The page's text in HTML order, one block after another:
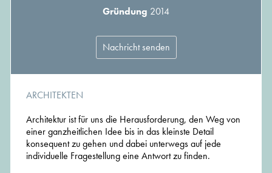
Gründung 2014
Nachricht senden
ARCHITEKTEN
Architektur ist für uns die Herausforderung, den Weg von
einer ganzheitlichen Idee bis in das kleinste Detail
konsequent zu gehen und dabei unterwegs auf jede
individuelle Fragestellung eine Antwort zu finden.